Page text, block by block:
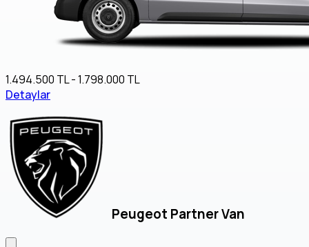
1.494.500 TL - 1.798.000 TL
Detaylar
Peugeot Partner Van